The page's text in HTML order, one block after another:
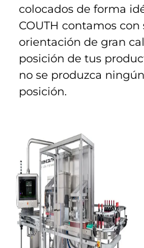
colocados de forma
COUTH contamos
orientación de gran
posición de tus
no se produzca
posición.